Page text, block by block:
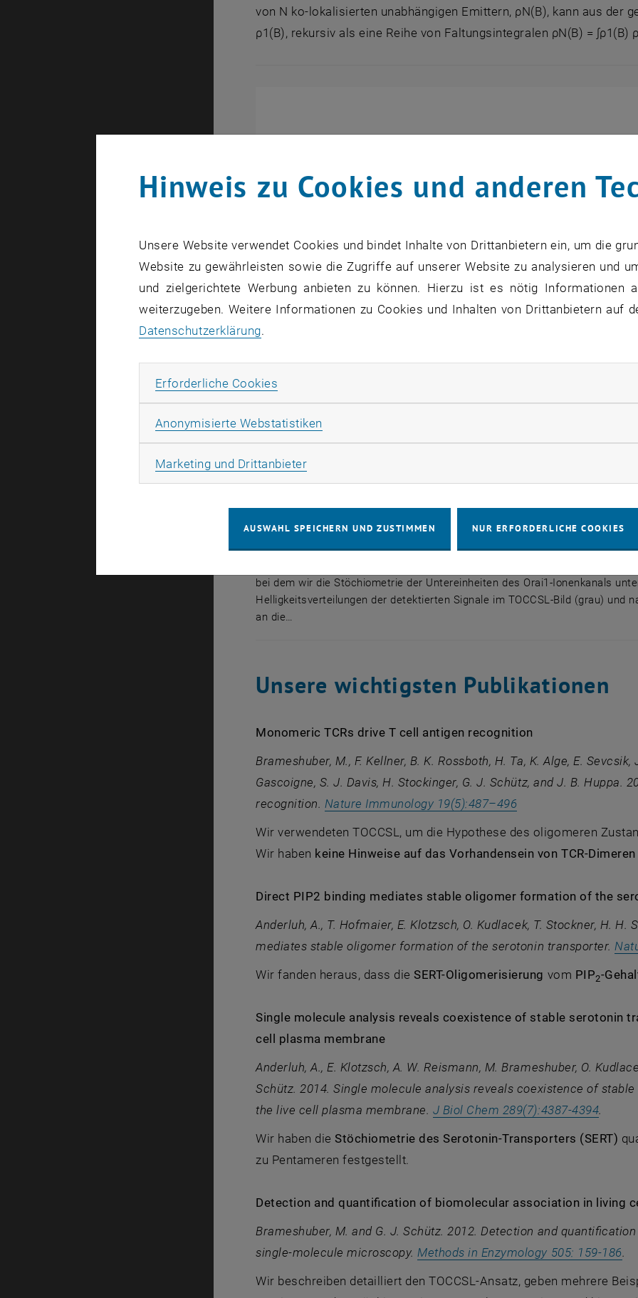
von N ko-lokalisierten unabhängigen Emittern, ρN(B), kann aus der
ρ1(B), rekursiv als eine Reihe von Faltungsintegralen ρN(B) = ∫ρ1(B)
bei dem wir die Stöchiometrie der Untereinheiten des Orai1-Ionenkanals
Helligkeitsverteilungen der detektierten Signale im TOCCSL-Bild (grau) und
an die…
Unsere wichtigsten Publikationen
Monomeric TCRs drive T cell antigen recognition
Brameshuber, M., F. Kellner, B. K. Rossboth, H. Ta, K. Alge, E.
Gascoigne, S. J. Davis, H. Stockinger, G. J. Schütz, and J. B. Huppa.
recognition. Nature Immunology 19(5):487–496
Wir verwendeten TOCCSL, um die Hypothese des oligomeren
Wir haben keine Hinweise auf das Vorhandensein von TCR-
Direct PIP2 binding mediates stable oligomer formation of the
Anderluh, A., T. Hofmaier, E. Klotzsch, O. Kudlacek, T. Stockner, H.
mediates stable oligomer formation of the serotonin transporter.
Wir fanden heraus, dass dieSERT-Oligomerisierung vom PIP2-
Single molecule analysis reveals coexistence of stable serotonin
cell plasma membrane
Anderluh, A., E. Klotzsch, A. W. Reismann, M. Brameshuber, O.
Schütz. 2014. Single molecule analysis reveals coexistence of
the live cell plasma membrane. J Biol Chem 289(7):4387-4394, öffnet
.
Wir haben die Stöchiometrie des Serotonin-Transporters (SERT)
zu Pentameren festgestellt.
Detection and quantification of biomolecular association in living
Brameshuber, M. and G. J. Schütz. 2012. Detection and
single-molecule microscopy.Methods in Enzymology 505: 159-186,
.
Wir beschreiben detailliert den TOCCSL-Ansatz, geben mehrere
Hinweis zu Cookies und anderen
Unsere Website verwendet Cookies und bindet Inhalte von Drittanbietern ein, um die
Website zu gewährleisten sowie die Zugriffe auf unserer Website zu analysieren und
und zielgerichtete Werbung anbieten zu können. Hierzu ist es nötig Informationen
weiterzugeben. Weitere Informationen zu Cookies und Inhalten von Drittanbietern auf
Datenschutzerklärung.
Erforderliche Cookies
Anonymisierte Webstatistiken
Marketing und DrittanbieterMarketing Cookies zulassen
AUSWAHL SPEICHERN UND ZUSTIMMEN NUR ERFORDERLICHE COOKIES